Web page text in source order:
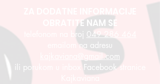
ZA DODATNE INFORMACIJE
OBRATITE NAM SE
telefonom na broj 049 286 464
emailom na adresu
kajkaviana@gmail.com
ili porukom u inbox Facebook stranice
Kajkaviana